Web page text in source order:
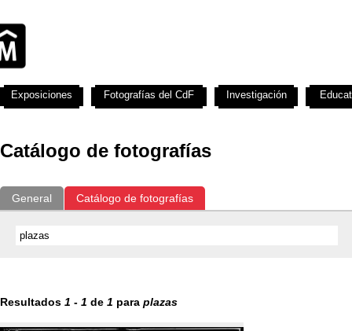
Catálogo de fotografías
General Catálogo de fotografías
Resultados 1 - 1 de 1 para plazas
Exposiciones Fotografías del CdF Investigación